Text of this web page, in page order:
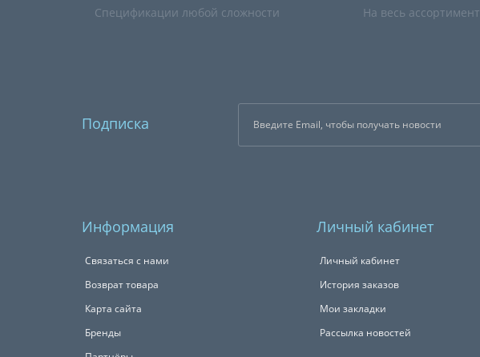
Спецификации любой сложности На весь ассортимент
Подписка
Информация
Связаться с нами
Возврат товара
Карта сайта
Бренды
Личный кабинет
Личный кабинет
История заказов
Мои закладки
Рассылка новостей